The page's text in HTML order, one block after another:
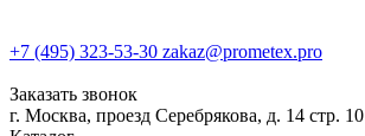
+7 (495) 323-53-30 zakaz@prometex.pro
Заказать звонок
г. Москва, проезд Серебрякова, д. 14 стр. 10